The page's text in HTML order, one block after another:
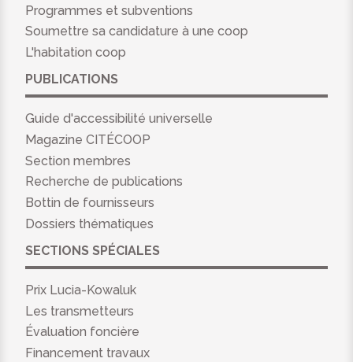
Programmes et subventions
Soumettre sa candidature à une coop
L'habitation coop
PUBLICATIONS
Guide d'accessibilité universelle
Magazine CITÉCOOP
Section membres
Recherche de publications
Bottin de fournisseurs
Dossiers thématiques
SECTIONS SPÉCIALES
Prix Lucia-Kowaluk
Les transmetteurs
Évaluation foncière
Financement travaux